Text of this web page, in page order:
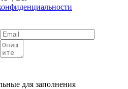
для заполнения